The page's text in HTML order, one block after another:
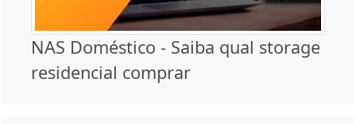
NAS Doméstico - Saiba qual storage
residencial comprar